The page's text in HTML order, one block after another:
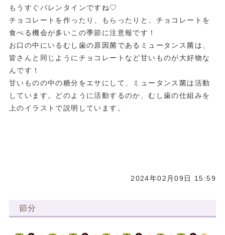
もうすぐバレンタインですね♡
チョコレートを作ったり、もらったりと、チョコレートを
食べる機会が多いこの季節に注意報です！
お口の中にいるむし歯の原因菌であるミュータンス菌は、
皆さんと同じようにチョコレートなど甘いものが大好物な
んです！
甘いものの中の糖分をエサにして、ミュータンス菌は活動
しています。どのように活動するのか、むし歯の仕組みを
上のイラストで説明しています。
2024年02月09日 15:59
節分